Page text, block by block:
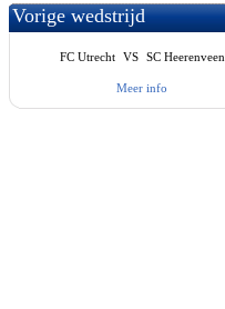
Vorige wedstrijd
FC Utrecht VS SC Heerenveen
Meer info